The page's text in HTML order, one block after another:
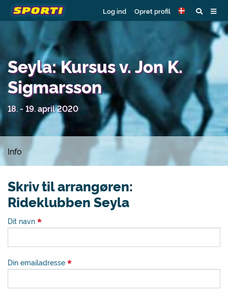
Log ind Opret profil
Seyla: Kursus v. Jon K.
Sigmarsson
18. - 19. april 2020
Info
Skriv til arrangøren:
Rideklubben Seyla
Dit navn
Din emailadresse